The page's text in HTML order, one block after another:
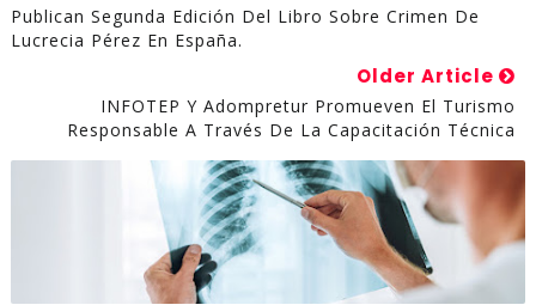
Publican Segunda Edición Del Libro Sobre Crimen De
Lucrecia Pérez En España.
Older Article
INFOTEP Y Adompretur Promueven El Turismo
Responsable A Través De La Capacitación Técnica